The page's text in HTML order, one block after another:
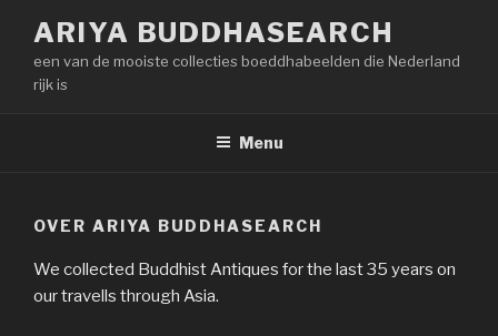
inhoud
springen
ARIYA BUDDHASEARCH
een van de mooiste collecties boeddhabeelden die Nederland
rijk is
Menu
OVER ARIYA BUDDHASEARCH
We collected Buddhist Antiques for the last 35 years on
our travells through Asia.